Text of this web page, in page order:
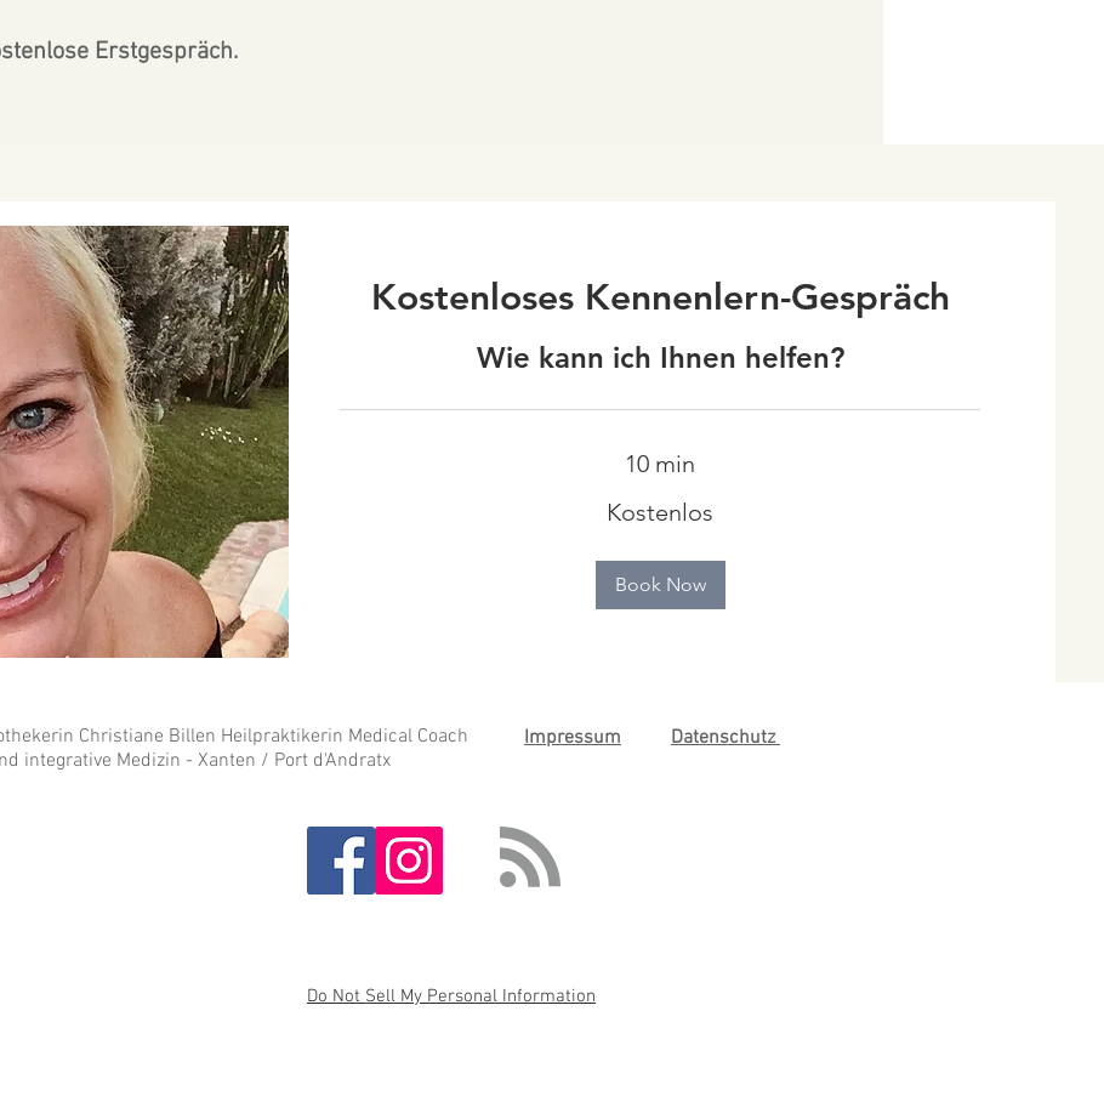
Erstgespräch.
Kostenloses Kennenlern-Gespräch
Wie kann ich Ihnen helfen?
10 min
Kostenlos
Book Now
Christiane Billen Heilpraktikerin Medical Coach
integrative Medizin - Xanten / Port d'Andratx
Impressum Datenschutz
Do Not Sell My Personal Information